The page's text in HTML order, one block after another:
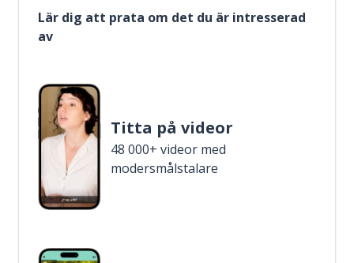
Lär dig att prata om det du är intresserad
av
Titta på videor
48 000+ videor med
modersmålstalare